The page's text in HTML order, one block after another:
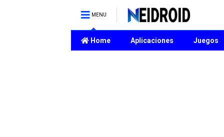
MENU
Home Aplicaciones Juegos